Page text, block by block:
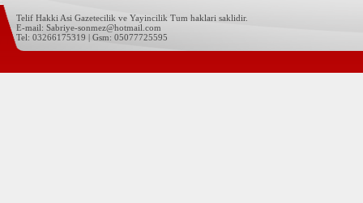
Telif Hakki Asi Gazetecilik ve Yayincilik Tum haklari saklidir.
E-mail: Sabriye-sonmez@hotmail.com
Tel: 03266175319 | Gsm: 05077725595